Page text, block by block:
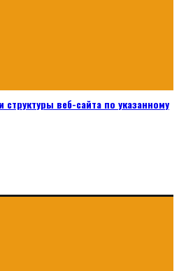
веб-сайта по указанному